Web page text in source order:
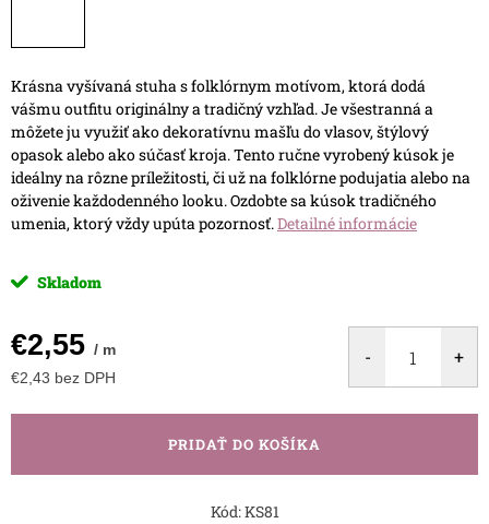
Krásna vyšívaná stuha s folklórnym motívom, ktorá dodá
vášmu outfitu originálny a tradičný vzhľad. Je všestranná a
môžete ju využiť ako dekoratívnu mašľu do vlasov, štýlový
opasok alebo ako súčasť kroja. Tento ručne vyrobený kúsok je
ideálny na rôzne príležitosti, či už na folklórne podujatia alebo na
oživenie každodenného looku. Ozdobte sa kúsok tradičného
umenia, ktorý vždy upúta pozornosť.Detailné informácie
Skladom
€2,55 / m
€2,43 bez DPH
PRIDAŤ DO KOŠÍKA
Kód:KS81